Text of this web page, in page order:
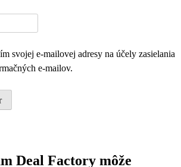
svojej e-mailovej adresy na účely zasielania
e-mailov.
Deal Factory môže